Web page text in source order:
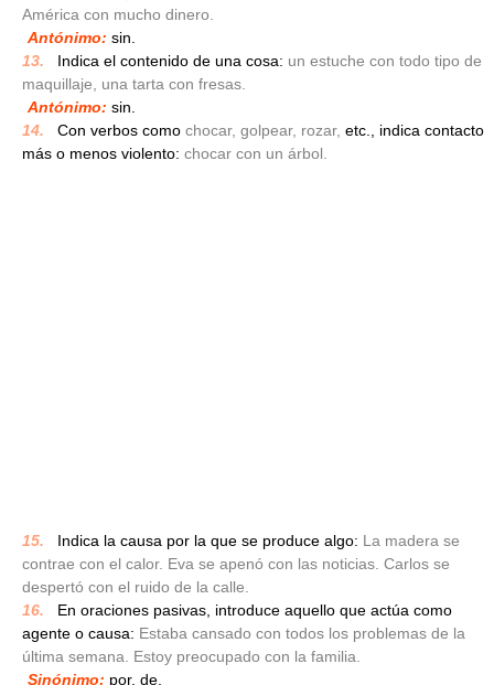
América con mucho dinero.
Antónimo: sin.
13.
Indica el contenido de una cosa: un estuche con todo tipo de
maquillaje, una tarta con fresas.
Antónimo: sin.
14.
Con verbos como chocar, golpear, rozar, etc., indica contacto
más o menos violento: chocar con un árbol.
15. Indica la causa por la que se produce algo: La madera se
contrae con el calor. Eva se apenó con las noticias. Carlos se
despertó con el ruido de la calle.
16.
En oraciones pasivas, introduce aquello que actúa como
agente o causa: Estaba cansado con todos los problemas de la
última semana. Estoy preocupado con la familia.
Sinónimo: por, de.